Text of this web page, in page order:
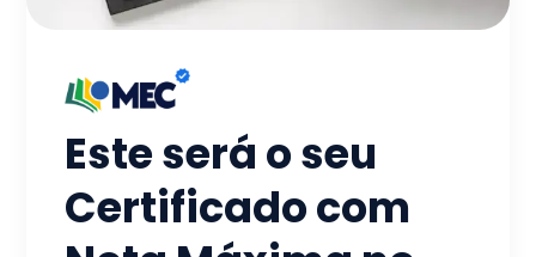
Este será o seu
Certificado com